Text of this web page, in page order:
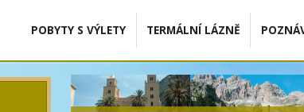
POBYTY S VÝLETY TERMÁLNÍ LÁZNĚ